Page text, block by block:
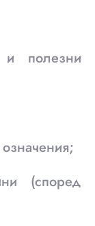
и полезни
означения;
(според